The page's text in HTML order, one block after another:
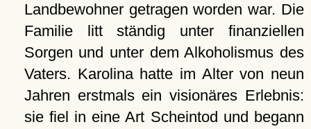
Landbewohner getragen worden war. Die
Familie litt ständig unter finanziellen
Sorgen und unter dem Alkoholismus des
Vaters. Karolina hatte im Alter von neun
Jahren erstmals ein visionäres Erlebnis:
sie fiel in eine Art Scheintod und begann